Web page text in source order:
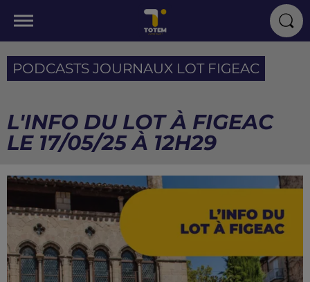
PODCASTS JOURNAUX LOT FIGEAC
L'INFO DU LOT À FIGEAC
LE 17/05/25 À 12H29